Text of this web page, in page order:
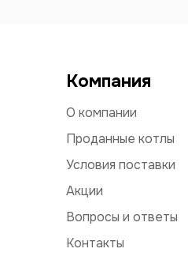
Компания
О компании
Проданные котлы
Условия поставки
Акции
Вопросы и ответы
Контакты